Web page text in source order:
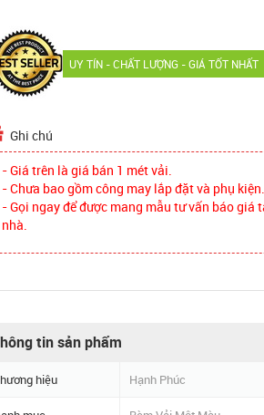
UY TÍN - CHẤT LƯỢNG - GIÁ TỐT NHẤT
Ghi chú
- Giá trên là giá bán 1 mét vải.
- Chưa bao gồm công may lắp đặt và phụ kiện.
- Gọi ngay để được mang mẫu tư vấn báo giá
nhà.
tin sản phẩm
hiệu Hạnh Phúc